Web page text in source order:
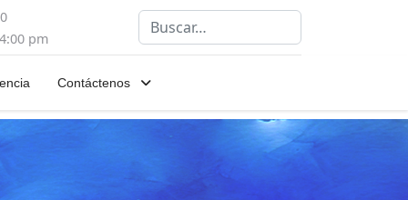
pm
Buscar
Contáctenos